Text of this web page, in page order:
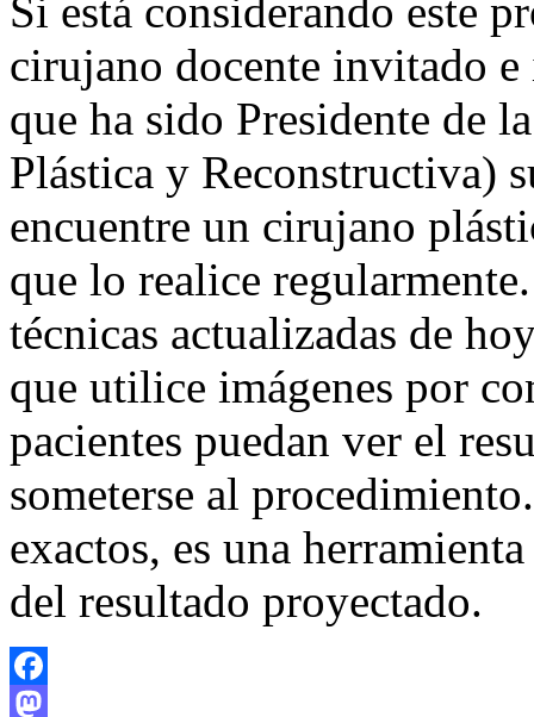
Si está considerando este
cirujano docente invitado
que ha sido Presidente de
Plástica y Reconstructiva)
encuentre un cirujano
que lo realice
técnicas actualizadas de
que utilice imágenes por
pacientes puedan ver el
someterse al
exactos, es una
del resultado proyectado.
Facebook